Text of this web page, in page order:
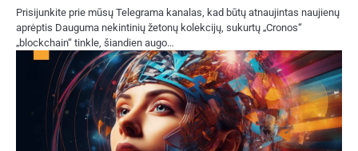
Prisijunkite prie mūsų Telegrama kanalas, kad būtų atnaujintas naujienų
aprėptis Dauguma nekintinių žetonų kolekcijų, sukurtų „Cronos“
„blockchain“ tinkle, šiandien augo…